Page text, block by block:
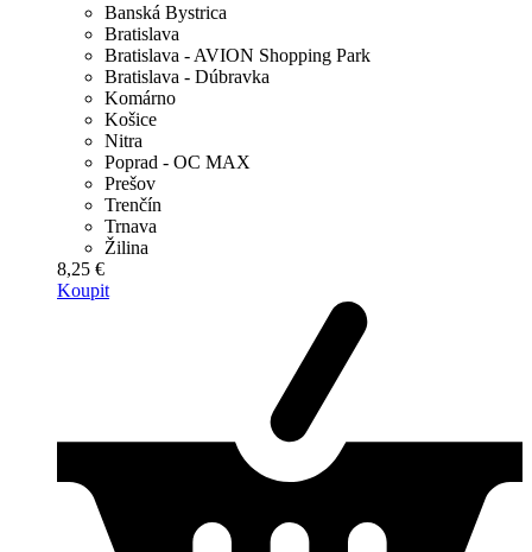
Banská Bystrica
Bratislava
Bratislava - AVION Shopping Park
Bratislava - Dúbravka
Komárno
Košice
Nitra
Poprad - OC MAX
Prešov
Trenčín
Trnava
Žilina
8,25 €
Koupit